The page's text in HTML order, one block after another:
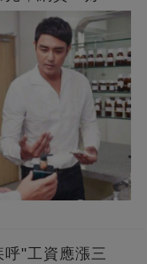
呼"工資應漲三